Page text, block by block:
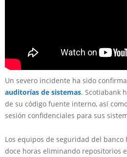
Un severo incidente ha sido
auditorías de sistemas. Scotiabank
de su código fuente interno, así
sesión confidenciales para sus
Los equipos de seguridad del
doce horas eliminando repositorios